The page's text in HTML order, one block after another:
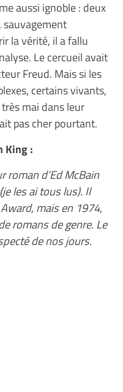
aussi ignoble : deux
la vérité, il a fallu
Le cercueil avait
Freud. Mais si les
certains vivants,
mai dans leur
pas cher pourtant.
King :
roman d’Ed McBain
les ai tous lus). Il
mais en 1974,
romans de genre. Le
de nos jours.